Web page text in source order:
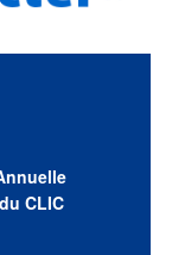
CLIC